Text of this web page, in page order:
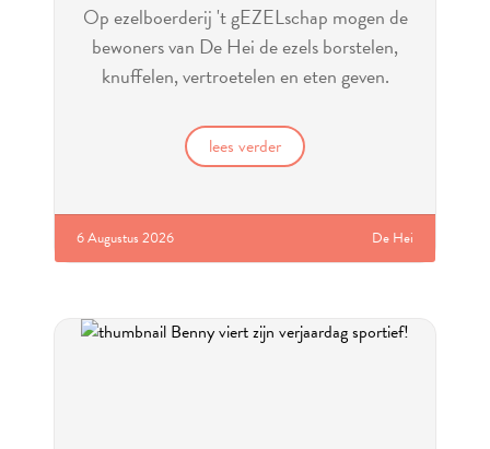
Op ezelboerderij 't gEZELschap mogen de
bewoners van De Hei de ezels borstelen,
knuffelen, vertroetelen en eten geven.
lees verder
6 Augustus 2026 De Hei